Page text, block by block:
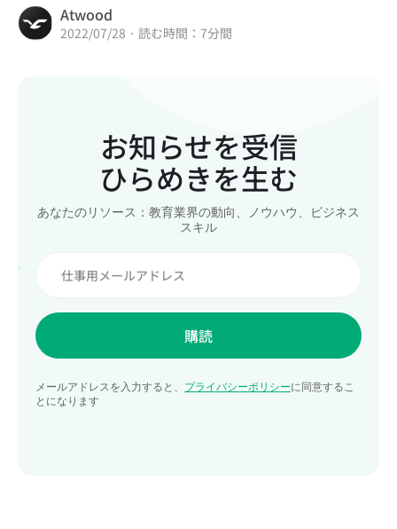
Atwood
2022/07/28 · 読む時間：7分間
お知らせを受信
ひらめきを生む
あなたのリソース：教育業界の動向、ノウハウ、ビジネス
スキル
購読
メールアドレスを入力すると、 プライバシーポリシーに同意するこ
とになります